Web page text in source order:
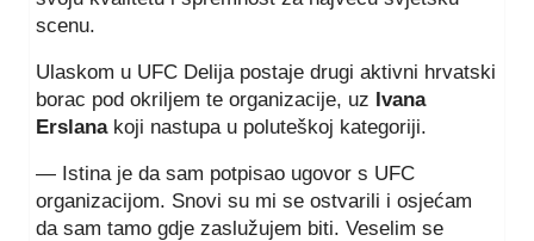
scenu.
Ulaskom u UFC Delija postaje drugi aktivni hrvatski
borac pod okriljem te organizacije, uz Ivana
Erslanakoji nastupa u poluteškoj kategoriji.
— Istina je da sam potpisao ugovor s UFC
organizacijom. Snovi su mi se ostvarili i osjećam
da sam tamo gdje zaslužujem biti. Veselim se